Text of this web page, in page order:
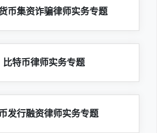
币集资诈骗律师实务专题
比特币律师实务专题
发行融资律师实务专题